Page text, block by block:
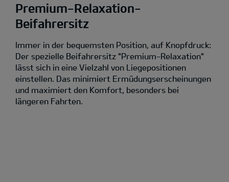
Premium-Relaxation-
Beifahrersitz
Immer in der bequemsten Position, auf Knopfdruck:
Der spezielle Beifahrersitz "Premium-Relaxation"
lässt sich in eine Vielzahl von Liegepositionen
einstellen. Das minimiert Ermüdungserscheinungen
und maximiert den Komfort, besonders bei
längeren Fahrten.